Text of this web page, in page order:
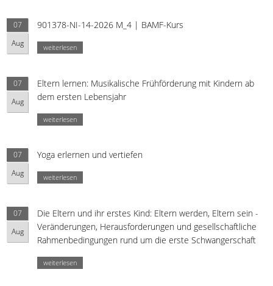
07
Aug
901378-NI-14-2026 M_4 | BAMF-Kurs
weiterlesen
07
Aug
Eltern lernen: Musikalische Frühförderung mit Kindern ab
dem ersten Lebensjahr
weiterlesen
07
Aug
Yoga erlernen und vertiefen
weiterlesen
07
Aug
Die Eltern und ihr erstes Kind: Eltern werden, Eltern sein -
Veränderungen, Herausforderungen und gesellschaftliche
Rahmenbedingungen rund um die erste Schwangerschaft
weiterlesen